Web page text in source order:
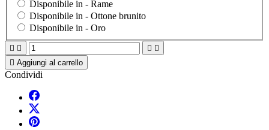
Disponibile in - Rame
Disponibile in - Ottone brunito
Disponibile in - Oro
   
 Aggiungi al carrello
Condividi